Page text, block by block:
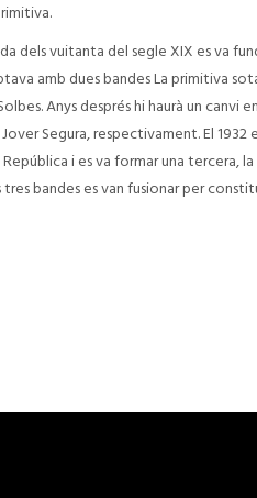
dels vuitanta del segle XIX es va
amb dues bandes La primitiva
Anys després hi haurà un canvi
Segura, respectivament. El
i es va formar una tercera,
tres bandes es van fusionar per